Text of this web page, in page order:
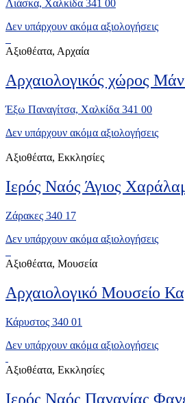
Λιάσκα, Χαλκίδα 341 00
Δεν υπάρχουν ακόμα αξιολογήσεις
Αξιοθέατα, Αρχαία
Αρχαιολογικός χώρος
Έξω Παναγίτσα, Χαλκίδα 341 00
Δεν υπάρχουν ακόμα αξιολογήσεις
Αξιοθέατα, Εκκλησίες
Ιερός Ναός Άγιος
Ζάρακες 340 17
Δεν υπάρχουν ακόμα αξιολογήσεις
Αξιοθέατα, Μουσεία
Αρχαιολογικό Μουσείο
Κάρυστος 340 01
Δεν υπάρχουν ακόμα αξιολογήσεις
Αξιοθέατα, Εκκλησίες
Ιερός Ναός Παναγίας